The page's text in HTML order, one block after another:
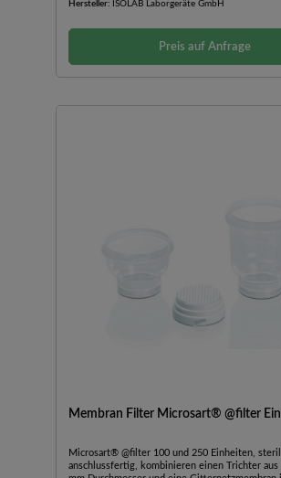
Hersteller: ISOLAB Laborgeräte GmbH
Preis auf Anfrage
Membran Filter Microsart® @filter
Microsart® @filter 100 und 250 Einheiten,
anschlussfertig, kombinieren einen Trichter aus